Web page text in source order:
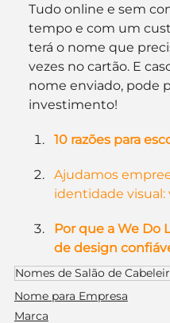
Tudo online e sem
tempo e com um
terá o nome que
vezes no cartão. E
nome enviado, pode
investimento!
10 razões para
Ajudamos
identidade visual:
Por que a We Do
de design
Nomes de Salão de
Nome para Empresa
Marca